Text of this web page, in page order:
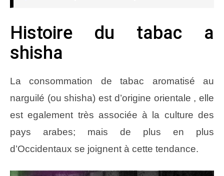
Histoire du tabac a
shisha
La consommation de tabac aromatisé au
narguilé (ou shisha) est d’origine orientale , elle
est egalement très associée à la culture des
pays arabes; mais de plus en plus
d’Occidentaux se joignent à cette tendance.